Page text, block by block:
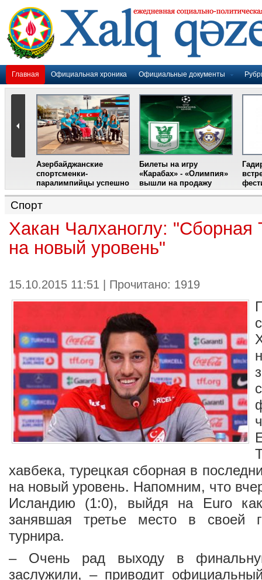
Главная Официальная хроника Официальные документы
Азербайджанские
спортсменки-
паралимпийцы успешно
выступили на III
Международном
фестивале парашютного
Билеты на игру
«Карабах» - «Олимпия»
вышли на продажу
Спорт
Хакан Чалханоглу:
на новый уровень"
15.10.2015 11:51 | Прочитано: 1919
хавбека, турецкая сборная в
на новый уровень. Напомним, что
Исландию (1:0), выйдя на Euro
занявшая третье место в своей
турнира.
– Очень рад выходу в
заслужили, – приводит